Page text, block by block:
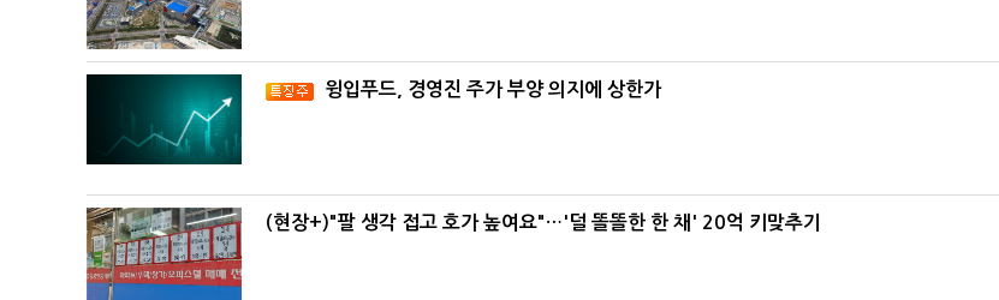
윙입푸드, 경영진 주가 부양 의지에 상한가
(현장+)"팔 생각 접고 호가 높여요"…'덜 똘똘한 한 채' 20억 키맞추기